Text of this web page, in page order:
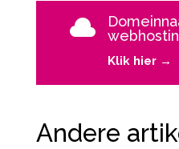

Klik hier →
Andere